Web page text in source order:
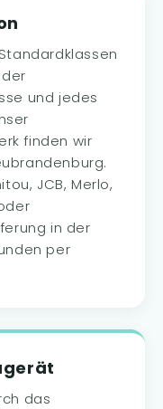
und jedes
finden wir
JCB, Merlo,
in der
per
das